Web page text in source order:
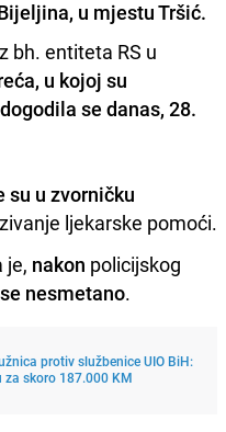
u mjestu Tršić.
bh. entiteta RS u
u kojoj su
se danas, 28.
su u zvorničku
ljekarske pomoći.
je, nakon policijskog
nesmetano.
protiv službenice UIO BiH:
za skoro 187.000 KM